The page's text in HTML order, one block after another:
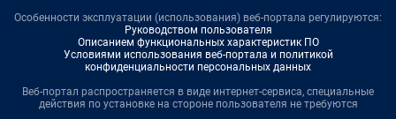
Особенности эксплуатации (использования) веб-портала регулируются:
Руководством пользователя
Описанием функциональных характеристик ПО
Условиями использования веб-портала и политикой
конфиденциальности персональных данных
Веб-портал распространяется в виде интернет-сервиса, специальные
действия по установке на стороне пользователя не требуются